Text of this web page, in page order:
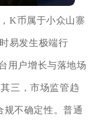
K币属于小众山寨
易发生极端行
用户增长与落地场
三，市场监管趋
规不确定性。普通